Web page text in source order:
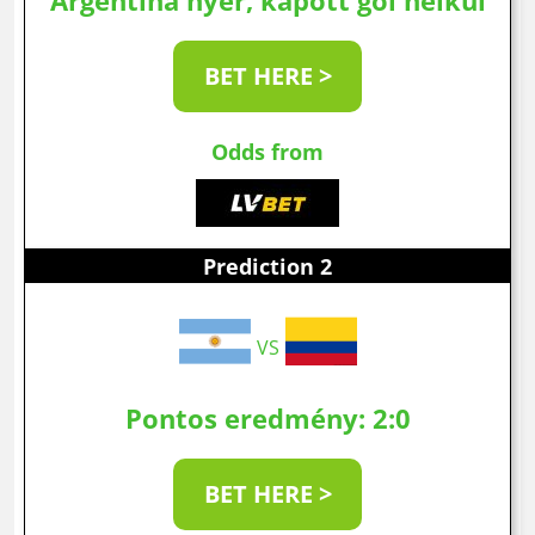
BET HERE >
Odds from
Prediction 2
VS
Pontos eredmény: 2:0
BET HERE >